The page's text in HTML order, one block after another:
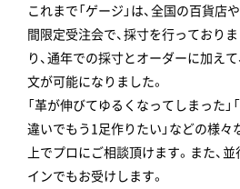
これまで「ゲージ」は、全国の百貨
間限定受注会で、採寸を行っており
り、通年での採寸とオーダーに加え
文が可能になりました。
「革が伸びてゆるくなってしまった」
違いでもう1足作りたい」などの様々
上でプロにご相談頂けます。また、
インでもお受けします。